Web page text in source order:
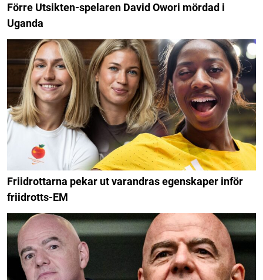
Förre Utsikten-spelaren David Owori mördad i
Uganda
Friidrottarna pekar ut varandras egenskaper inför
friidrotts-EM